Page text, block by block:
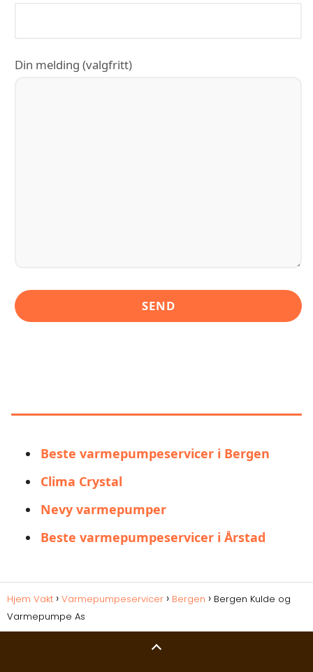
Din melding (valgfritt)
Beste varmepumpeservicer i Bergen
Clima Crystal
Nevy varmepumper
Beste varmepumpeservicer i Årstad
Hjem Vakt Varmepumpeservicer Bergen
Bergen Kulde og
Varmepumpe As